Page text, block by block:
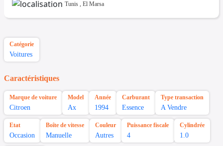
Tunis , El Marsa
Catégorie
Voitures
Caractéristiques
Marque de voiture
Citroen
Model
Ax
Année
1994
Carburant
Essence
Type transaction
A Vendre
Etat
Occasion
Boîte de vitesse
Manuelle
Couleur
Autres
Puissance fiscale
4
Cylindrée
1.0